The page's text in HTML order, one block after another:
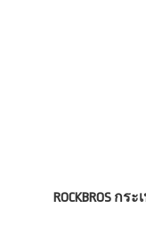
ROCKBROS ก